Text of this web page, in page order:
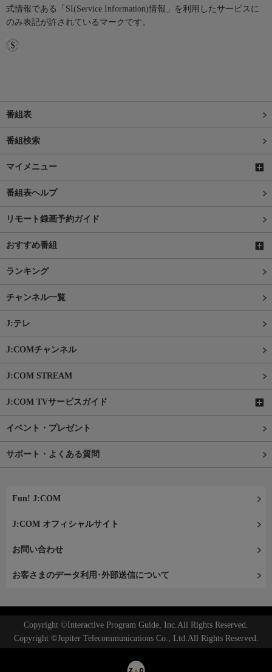
式情報である「SI(Service Information)情報」を利用したサービスに
のみ表記が許されているマークです。
番組表
番組検索
マイメニュー
番組表ヘルプ
リモート録画予約ガイド
おすすめ番組
ランキング
チャンネル一覧
J:テレ
J:COMチャンネル
J:COM STREAM
J:COM TVサービスガイド
イベント・プレゼント
サポート・よくある質問
Fun! J:COM
J:COM オフィシャルサイト
お問い合わせ
お客さまのデータ利用･外部送信について
Copyright ©Interactive Program Guide, Inc.All Rights Reserved.
Copyright ©Jupiter Telecommunications Co., Ltd.All Rights Reserved.